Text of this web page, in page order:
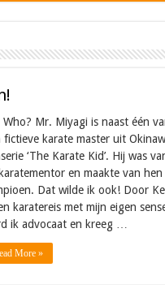
Who? Mr. Miyagi is naast één
fictieve karate master uit
‘The Karate Kid’. Hij was
en maakte van
Dat wilde ik ook! Door
karatereis met mijn eigen
ik advocaat en kreeg …
More »